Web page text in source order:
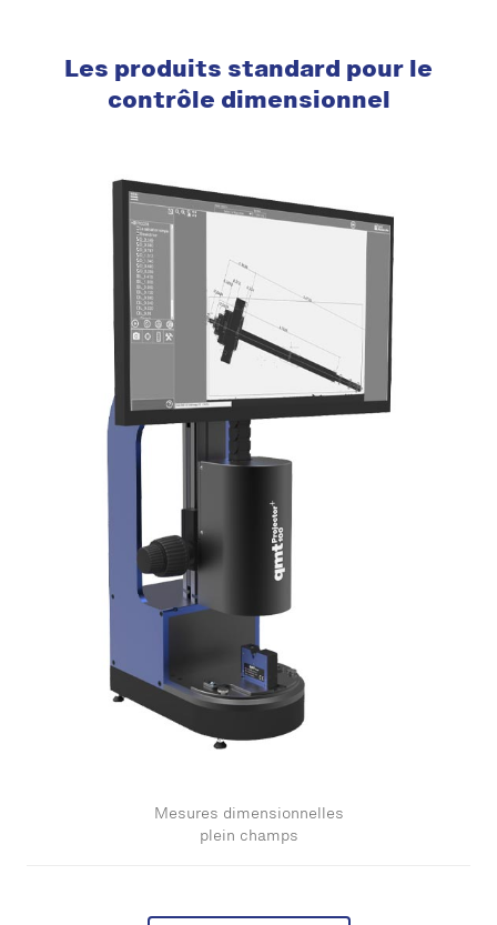
Les produits standard pour le
contrôle dimensionnel
Mesures dimensionnelles
plein champs